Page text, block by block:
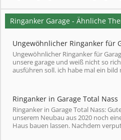
Ringanker Garage - Ähnliche
Ungewöhnlicher Ringanker für
Ungewöhnlicher Ringanker für
unsere garage und weiß nicht so
ausführen soll. ich habe mal ein
Ringanker in Garage Total Nass
Ringanker in Garage Total Nass:
unserem Neubau aus 2020 noch
Haus bauen lassen. Nachdem